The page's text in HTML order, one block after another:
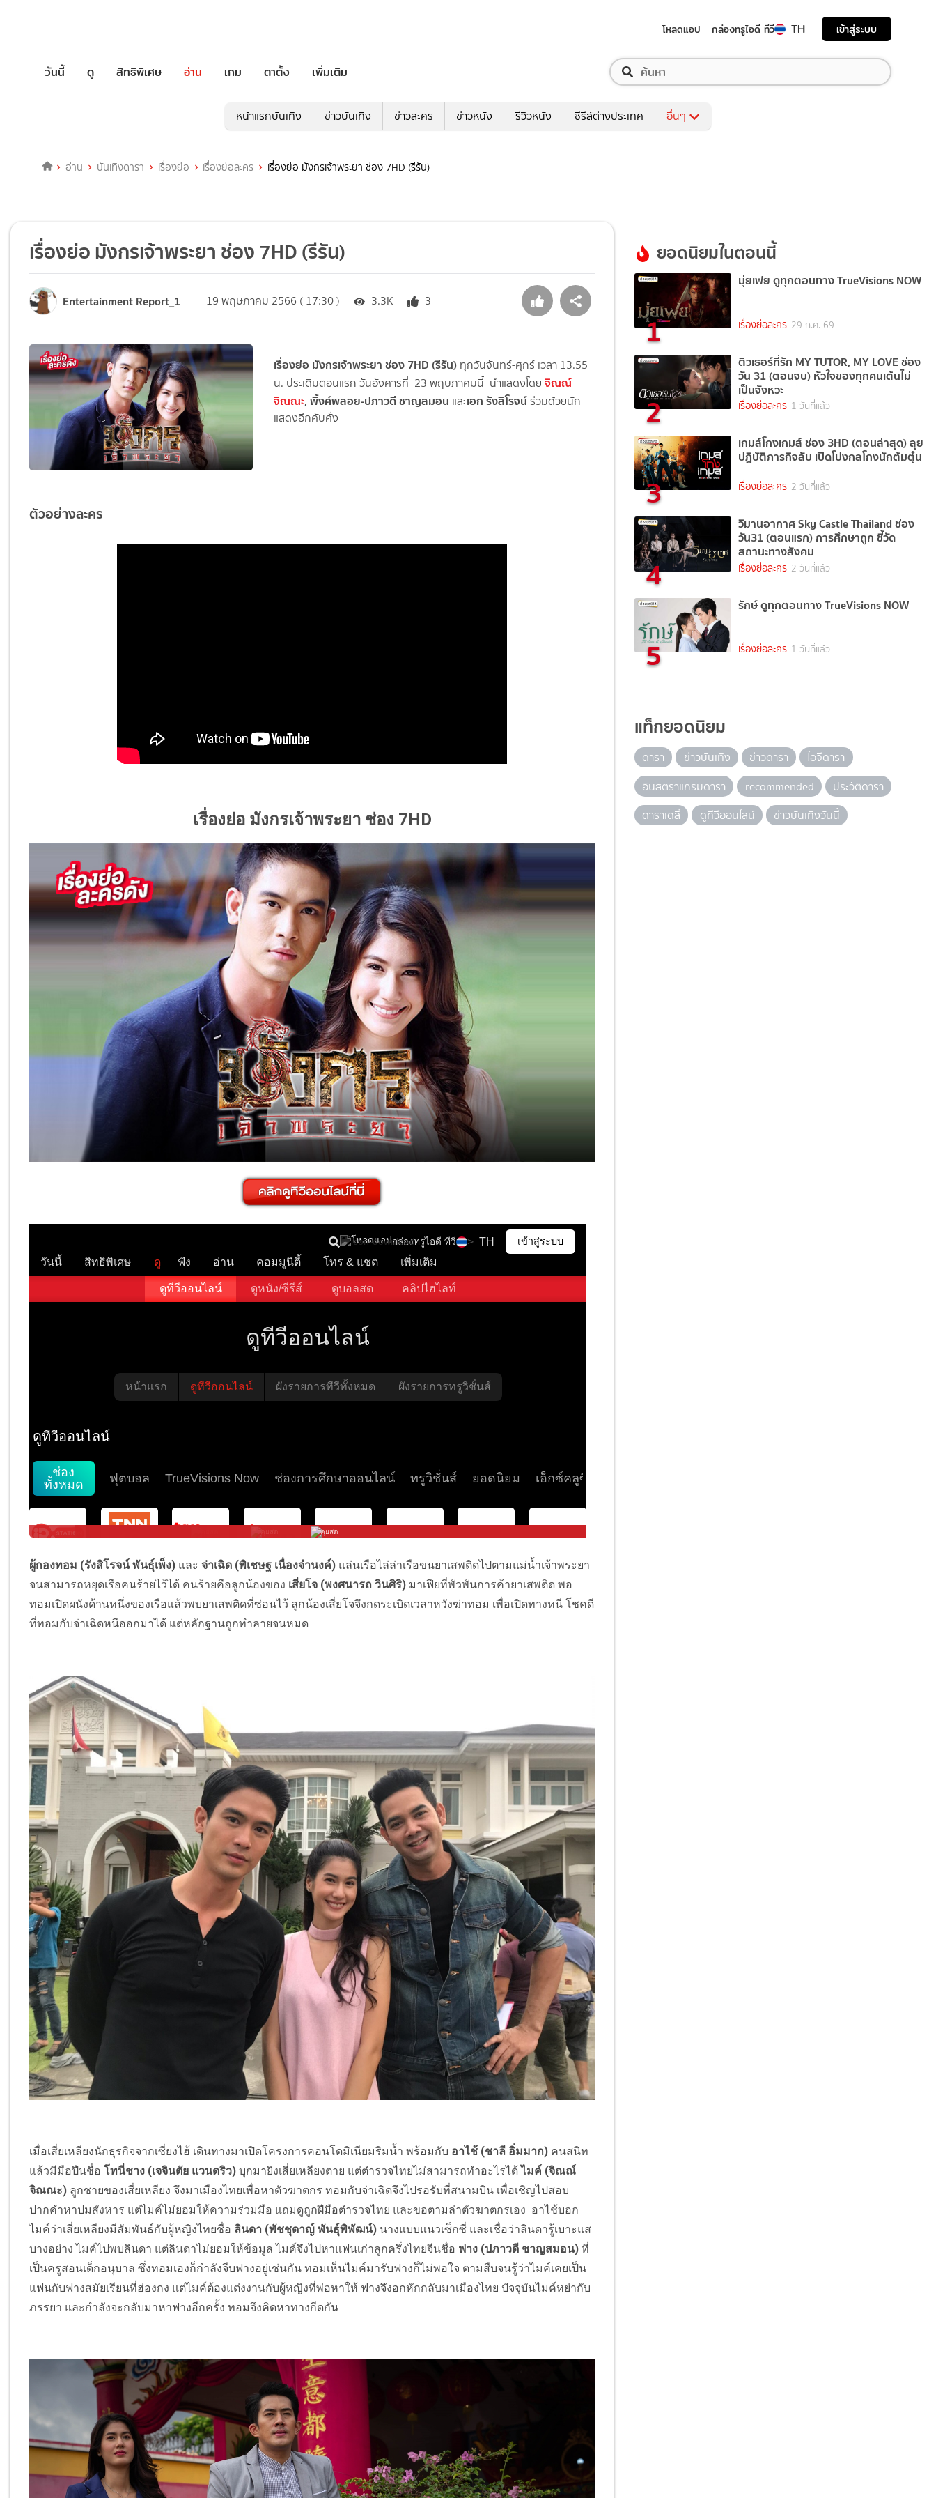
โหลดแอป กล่องทรูไอดี ทีวี TH เข้าสู่ระบบ
วันนี้ ดู สิทธิพิเศษ อ่าน เกม ตาตั้ง เพิ่มเติม
หน้าแรกบันเทิง ข่าวบันเทิง ข่าวละคร ข่าวหนัง รีวิวหนัง ซีรีส์ต่างประเทศ อื่นๆ
อ่าน บันเทิงดารา เรื่องย่อ เรื่องย่อละคร เรื่องย่อ มังกรเจ้าพระยา ช่อง 7HD (รีรัน)
เรื่องย่อ มังกรเจ้าพระยา ช่อง 7HD (รีรัน)
Entertainment Report_1 19 พฤษภาคม 2566 ( 17:30 ) 3.3K 3
เรื่องย่อ มังกรเจ้าพระยา ช่อง 7HD (รีรัน) ทุกวันจันทร์-ศุกร์ เวลา 13.55
น. ประเดิมตอนแรก วันอังคารที่ 23 พฤษภาคมนี้ นำแสดงโดย จิณณ์
จิณณะ, พิ้งค์พลอย-ปภาวดี ชาญสมอน และเอก รังสิโรจน์ร่วมด้วยนัก
แสดงอีกคับคั่ง
ตัวอย่างละคร
เรื่องย่อ มังกรเจ้าพระยา ช่อง 7HD
ผู้กองทอม (รังสิโรจน์ พันธุ์เพ็ง) และจ่าเฉิด (พิเชษฐ เนื่องจำนงค์) แล่นเรือไล่ล่าเรือขนยาเสพติดไปตามแม่น้ำเจ้าพระยา
จนสามารถหยุดเรือคนร้ายไว้ได้ คนร้ายคือลูกน้องของ เสี่ยโจ (พงศนารถ วินศิริ) มาเฟียที่พัวพันการค้ายาเสพติด พอ
ทอมเปิดผนังด้านหนึ่งของเรือแล้วพบยาเสพติดที่ซ่อนไว้ ลูกน้องเสี่ยโจจึงกดระเบิดเวลาหวังฆ่าทอม เพื่อเปิดทางหนี โชคดี
ที่ทอมกับจ่าเฉิดหนีออกมาได้ แต่หลักฐานถูกทำลายจนหมด
เมื่อเสี่ยเหลียงนักธุรกิจจากเซี่ยงไฮ้ เดินทางมาเปิดโครงการคอนโดมิเนียมริมน้ำ พร้อมกับ อาไช้ (ชาลี อิ่มมาก) คนสนิท
แล้วมีมือปืนชื่อโทนี่ชาง (เจจินตัย แวนดริว) บุกมายิงเสี่ยเหลียงตาย แต่ตำรวจไทยไม่สามารถทำอะไรได้ไมค์ (จิณณ์
จิณณะ) ลูกชายของเสี่ยเหลียง จึงมาเมืองไทยเพื่อหาตัวฆาตกร ทอมกับจ่าเฉิดจึงไปรอรับที่สนามบิน เพื่อเชิญไปสอบ
ปากคำหาปมสังหาร แต่ไมค์ไม่ยอมให้ความร่วมมือ แถมดูถูกฝีมือตำรวจไทย และขอตามล่าตัวฆาตกรเอง อาไช้บอก
ไมค์ว่าเสี่ยเหลียงมีสัมพันธ์กับผู้หญิงไทยชื่อ ลินดา (พัชชุดาญ์ พันธุ์พิพัฒน์) นางแบบแนวเซ็กซี่ และเชื่อว่าลินดารู้เบาะแส
บางอย่าง ไมค์ไปพบลินดา แต่ลินดาไม่ยอมให้ข้อมูล ไมค์จึงไปหาแฟนเก่าลูกครึ่งไทยจีนชื่อ ฟาง (ปภาวดี ชาญสมอน) ที่
เป็นครูสอนเด็กอนุบาล ซึ่งทอมเองก็กำลังจีบฟางอยู่เช่นกัน ทอมเห็นไมค์มารับฟางก็ไม่พอใจ ตามสืบจนรู้ว่าไมค์เคยเป็น
แฟนกับฟางสมัยเรียนที่ฮ่องกง แต่ไมค์ต้องแต่งงานกับผู้หญิงที่พ่อหาให้ ฟางจึงอกหักกลับมาเมืองไทย ปัจจุบันไมค์หย่ากับ
ภรรยา และกำลังจะกลับมาหาฟางอีกครั้ง ทอมจึงคิดหาทางกีดกัน
ยอดนิยมในตอนนี้
1
มุ่ยเฟย ดูทุกตอนทาง TrueVisions NOW
เรื่องย่อละคร 29 ก.ค. 69
2
ติวเธอร์ที่รัก MY TUTOR, MY LOVE ช่อง
วัน 31 (ตอนจบ) หัวใจของทุกคนเต้นไม่
เป็นจังหวะ
เรื่องย่อละคร 1 วันที่แล้ว
3
เกมส์โกงเกมส์ ช่อง 3HD (ตอนล่าสุด) ลุย
ปฏิบัติภารกิจลับ เปิดโปงกลโกงนักต้มตุ๋น
เรื่องย่อละคร 2 วันที่แล้ว
4
วิมานอากาศ Sky Castle Thailand ช่อง
วัน31 (ตอนแรก) การศึกษาถูก ชี้วัด
สถานะทางสังคม
เรื่องย่อละคร 2 วันที่แล้ว
5
รักษ์ ดูทุกตอนทาง TrueVisions NOW
เรื่องย่อละคร 1 วันที่แล้ว
แท็กยอดนิยม
ดารา ข่าวบันเทิง ข่าวดารา
ไอจีดารา
อินสตราแกรมดารา
recommended
ประวัติดารา
ดาราเดลี่
ดูทีวีออนไลน์ ข่าวบันเทิงวันนี้